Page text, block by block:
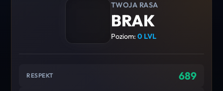
TWOJA RASA
BRAK
Poziom: 0 LVL
RESPEKT 689